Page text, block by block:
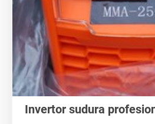
Invertor sudura